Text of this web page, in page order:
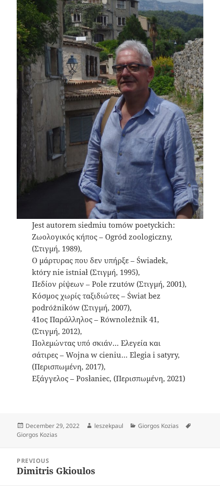
Jest autorem siedmiu tomów poetyckich:
Ζωολογικός κήπος – Ogród zoologiczny,
(Στιγμή, 1989),
Ο μάρτυρας που δεν υπήρξε – Świadek,
który nie istniał (Στιγμή, 1995),
Πεδίον ρίψεων – Pole rzutów (Στιγμή, 2001),
Κόσμος χωρίς ταξιδιώτες – Świat bez
podróżników (Στιγμή, 2007),
41ος Παράλληλος – Równoleżnik 41,
(Στιγμή, 2012),
Πολεμώντας υπό σκιάν… Ελεγεία και
σάτιρες – Wojna w cieniu… Elegia i satyry,
(Περισπωμένη, 2017),
Εξάγγελος – Posłaniec, (Περισπωμένη, 2021)
Posted
on
December 29, 2022 Author
leszekpaul Categories
Giorgos Kozias
Giorgos Kozias
navigation
PREVIOUS
Previous
Dimitris Gkioulos